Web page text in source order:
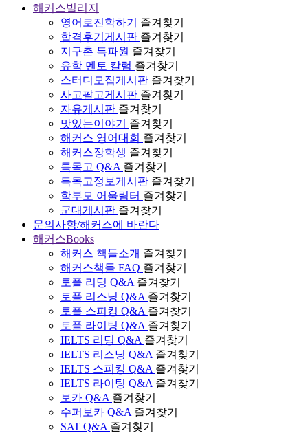
해커스빌리지
영어로진학하기
즐겨찾기
합격후기게시판 즐겨찾기
지구촌 특파원 즐겨찾기
유학 멘토 칼럼 즐겨찾기
스터디모집게시판 즐겨찾기
사고팔고게시판 즐겨찾기
자유게시판 즐겨찾기
맛있는이야기
즐겨찾기
해커스 영어대회 즐겨찾기
해커스장학생 즐겨찾기
특목고 Q&A 즐겨찾기
특목고정보게시판 즐겨찾기
학부모 어울림터 즐겨찾기
군대게시판 즐겨찾기
문의사항/해커스에 바란다
해커스Books
해커스 책들소개 즐겨찾기
해커스책들 FAQ 즐겨찾기
토플 리딩 Q&A 즐겨찾기
토플 리스닝 Q&A 즐겨찾기
토플 스피킹 Q&A 즐겨찾기
토플 라이팅 Q&A 즐겨찾기
IELTS 리딩 Q&A 즐겨찾기
IELTS 리스닝 Q&A 즐겨찾기
IELTS 스피킹 Q&A 즐겨찾기
IELTS 라이팅 Q&A 즐겨찾기
보카 Q&A 즐겨찾기
수퍼보카 Q&A 즐겨찾기
SAT Q&A 즐겨찾기